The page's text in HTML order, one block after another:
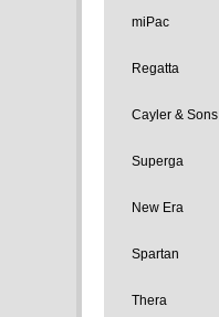
miPac
Regatta
Cayler & Sons
Superga
New Era
Spartan
Thera